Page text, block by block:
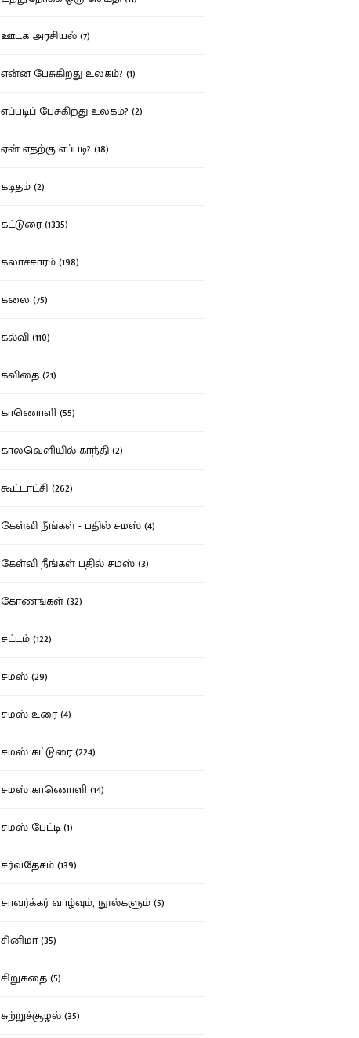
ஊடக அரசியல் (7)
என்ன பேசுகிறது உலகம்? (1)
எப்படிப் பேசுகிறது உலகம்? (2)
ஏன் எதற்கு எப்படி? (18)
கடிதம் (2)
கட்டுரை (1335)
கலாச்சாரம் (198)
கலை (75)
கல்வி (110)
கவிதை (21)
காணொளி (55)
காலவெளியில் காந்தி (2)
கூட்டாட்சி (262)
கேள்வி நீங்கள் - பதில் சமஸ் (4)
கேள்வி நீங்கள் பதில் சமஸ் (3)
கோணங்கள் (32)
சட்டம் (122)
சமஸ் (29)
சமஸ் உரை (4)
சமஸ் கட்டுரை (224)
சமஸ் காணொளி (14)
சமஸ் பேட்டி (1)
சர்வதேசம் (139)
சாவர்க்கர் வாழ்வும், நூல்களும் (5)
சினிமா (35)
சிறுகதை (5)
சுற்றுச்சூழல் (35)